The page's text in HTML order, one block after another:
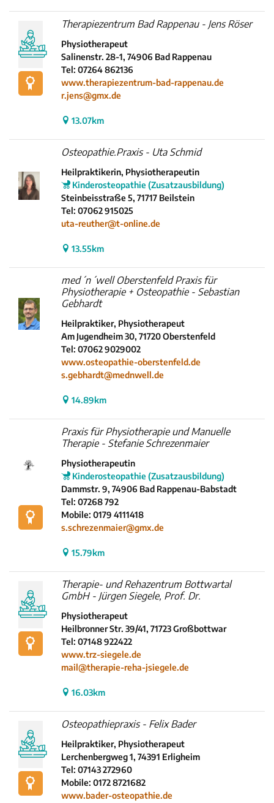
Therapiezentrum Bad Rappenau - Jens Röser
Physiotherapeut
Salinenstr. 28-1, 74906 Bad Rappenau
Tel: 07264 862136
www.therapiezentrum-bad-rappenau.de
r.jens@gmx.de
13.07km
Osteopathie.Praxis - Uta Schmid
Heilpraktikerin, Physiotherapeutin
Kinderosteopathie (Zusatzausbildung)
Steinbeisstraße 5, 71717 Beilstein
Tel: 07062 915025
uta-reuther@t-online.de
13.55km
med´n´well Oberstenfeld Praxis für
Physiotherapie + Osteopathie - Sebastian
Gebhardt
Heilpraktiker, Physiotherapeut
Am Jugendheim 30, 71720 Oberstenfeld
Tel: 07062 9029002
www.osteopathie-oberstenfeld.de
s.gebhardt@mednwell.de
14.89km
Praxis für Physiotherapie und Manuelle
Therapie - Stefanie Schrezenmaier
Physiotherapeutin
Kinderosteopathie (Zusatzausbildung)
Dammstr. 9, 74906 Bad Rappenau-Babstadt
Tel: 07268 792
Mobile: 0179 4111418
s.schrezenmaier@gmx.de
15.79km
Therapie- und Rehazentrum Bottwartal
GmbH - Jürgen Siegele, Prof. Dr.
Physiotherapeut
Heilbronner Str. 39/41, 71723 Großbottwar
Tel: 07148 922422
www.trz-siegele.de
mail@therapie-reha-jsiegele.de
16.03km
Osteopathiepraxis - Felix Bader
Heilpraktiker, Physiotherapeut
Lerchenbergweg 1, 74391 Erligheim
Tel: 07143 272960
Mobile: 0172 8721682
www.bader-osteopathie.de